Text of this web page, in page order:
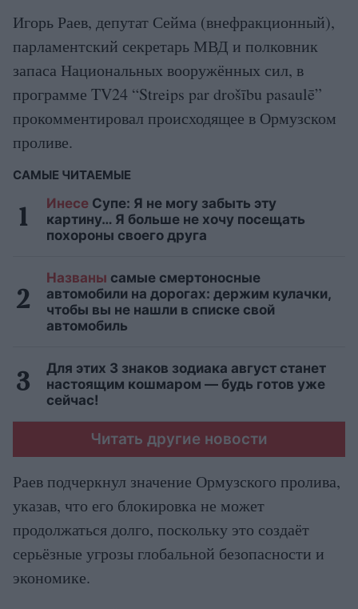
Игорь Раев, депутат Сейма (внефракционный),
парламентский секретарь МВД и полковник
запаса Национальных вооружённых сил, в
программе TV24 “Streips par drošību pasaulē”
прокомментировал происходящее в Ормузском
проливе.
САМЫЕ ЧИТАЕМЫЕ
Инесе Супе: Я не могу забыть эту
картину… Я больше не хочу посещать
похороны своего друга
Названы самые смертоносные
автомобили на дорогах: держим кулачки,
чтобы вы не нашли в списке свой
автомобиль
Для этих 3 знаков зодиака август станет
настоящим кошмаром — будь готов уже
сейчас!
Читать другие новости
Раев подчеркнул значение Ормузского пролива,
указав, что его блокировка не может
продолжаться долго, поскольку это создаёт
серьёзные угрозы глобальной безопасности и
экономике.